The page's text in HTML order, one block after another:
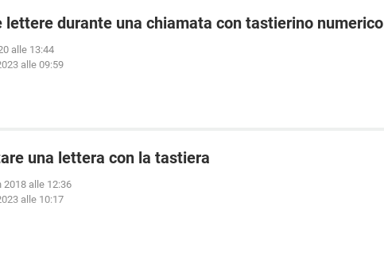
lettere durante una chiamata con tastierino numerico
alle 13:44
alle 09:59
una lettera con la tastiera
2018 alle 12:36
alle 10:17